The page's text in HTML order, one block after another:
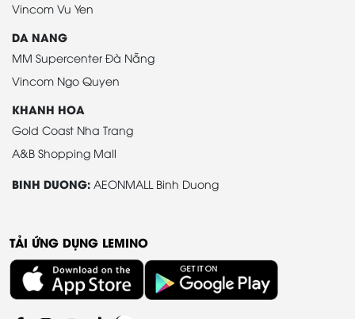
Vincom Vu Yen
DA NANG
MM Supercenter Đà Nẵng
Vincom Ngo Quyen
KHANH HOA
Gold Coast Nha Trang
A&B Shopping Mall
BINH DUONG: AEONMALL Binh Duong
TẢI ỨNG DỤNG LEMINO